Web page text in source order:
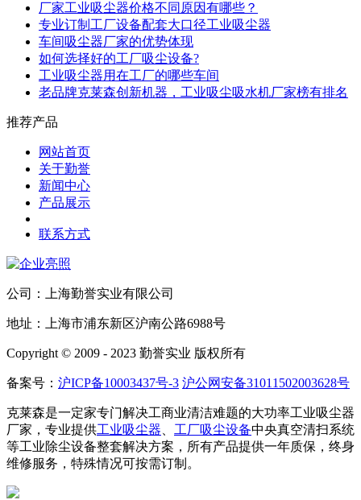
厂家工业吸尘器价格不同原因有哪些？
专业订制工厂设备配套大口径工业吸尘器
车间吸尘器厂家的优势体现
如何选择好的工厂吸尘设备?
工业吸尘器用在工厂的哪些车间
老品牌克莱森创新机器，工业吸尘吸水机厂家榜有排名
推荐产品
网站首页
关于勤誉
新闻中心
产品展示
联系方式
公司：上海勤誉实业有限公司
地址：上海市浦东新区沪南公路6988号
Copyright © 2009 - 2023 勤誉实业 版权所有
备案号： 沪ICP备10003437号-3 沪公网安备31011502003628号
克莱森是一定家专门解决工商业清洁难题的大功率工业吸尘器
厂家，专业提供工业吸尘器 工厂吸尘设备中央真空清扫系统
等工业除尘设备整套解决方案，所有产品提供一年质保，终身
维修服务，特殊情况可按需订制。